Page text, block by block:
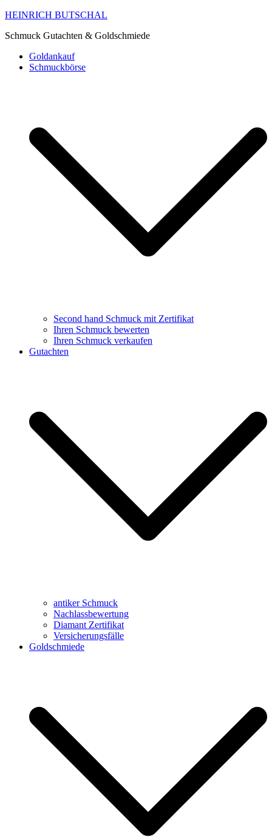
HEINRICH BUTSCHAL
Schmuck Gutachten & Goldschmiede
Goldankauf
Schmuckbörse
Second hand Schmuck mit Zertifikat
Ihren Schmuck bewerten
Ihren Schmuck verkaufen
Gutachten
antiker Schmuck
Nachlassbewertung
Diamant Zertifikat
Versicherungsfälle
Goldschmiede